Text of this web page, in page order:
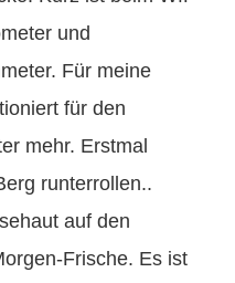
und
Für meine
für den
mehr. Erstmal
runterrollen..
auf den
Frische. Es ist